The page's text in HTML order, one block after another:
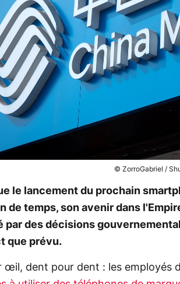
© ZorroGabriel /
le lancement du prochain
de temps, son avenir dans
par des décisions
que prévu.
œil, dent pour dent : les employés